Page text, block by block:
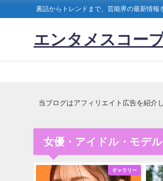
裏話からトレンドまで、芸能界の最新情報
エンタメスコー
当ブログはアフィリエイト広告を紹介
女優・アイドル・モデル
ギャラリー